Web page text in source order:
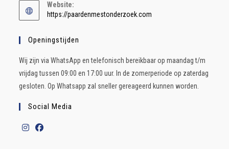
Website:
https://paardenmestonderzoek.com
Openingstijden
Wij zijn via WhatsApp en telefonisch bereikbaar op maandag t/m
vrijdag tussen 09:00 en 17:00 uur. In de zomerperiode op zaterdag
gesloten. Op Whatsapp zal sneller gereageerd kunnen worden.
Social Media